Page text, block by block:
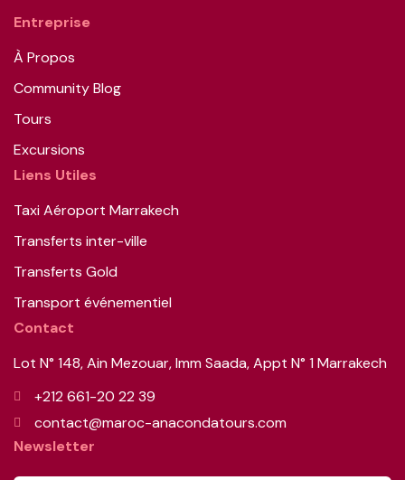
Entreprise
À Propos
Community Blog
Tours
Excursions
Liens Utiles
Taxi Aéroport Marrakech
Transferts inter-ville
Transferts Gold
Transport événementiel
Contact
Lot N° 148, Ain Mezouar, Imm Saada, Appt N° 1 Marrakech
+212 661-20 22 39
contact@maroc-anacondatours.com
Newsletter